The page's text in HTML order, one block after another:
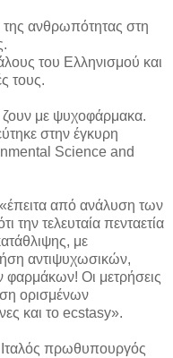
της ανθρωπότητας στη
του Ελληνισμού και
τους.
με ψυχοφάρμακα.
στην έγκυρη
Science and
από ανάλυση των
την τελευταία πενταετία
με
αντιψυχωσικών,
φαρμάκων! Οι μετρήσεις
ορισμένων
και το ecstasy».
Ιταλός πρωθυπουργός